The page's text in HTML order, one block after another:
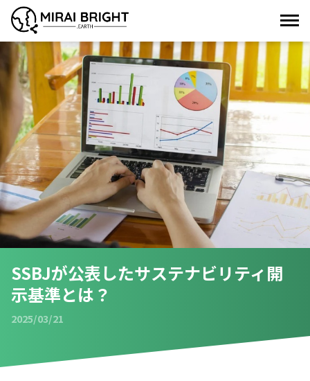
SSBJが公表したサステナビリティ開
示基準とは？
2025/03/21